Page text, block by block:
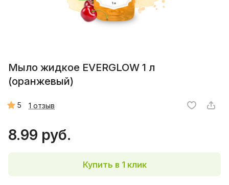
Мыло жидкое EVERGLOW 1 л
(оранжевый)
5 1 отзыв
8.99 руб.
Купить в 1 клик